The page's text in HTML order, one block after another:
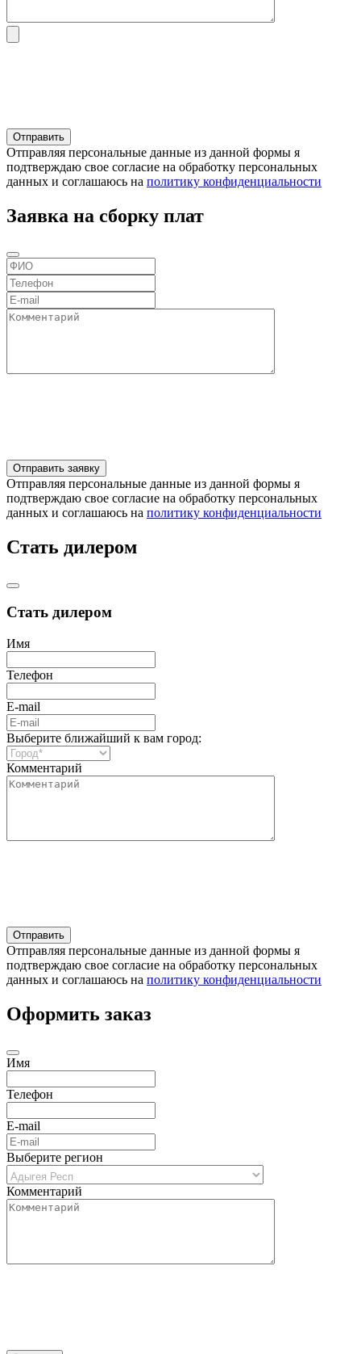
Отправляя персональные данные из данной формы я
подтверждаю свое согласие на обработку персональных
данных и соглашаюсь на политику конфиденциальности
Заявка на сборку плат
Отправляя персональные данные из данной формы я
подтверждаю свое согласие на обработку персональных
данных и соглашаюсь на политику конфиденциальности
Стать дилером
Стать дилером
Имя
Телефон
E-mail
Выберите ближайший к вам город:
Комментарий
Отправляя персональные данные из данной формы я
подтверждаю свое согласие на обработку персональных
данных и соглашаюсь на политику конфиденциальности
Оформить заказ
Имя
Телефон
E-mail
Выберите регион
Комментарий